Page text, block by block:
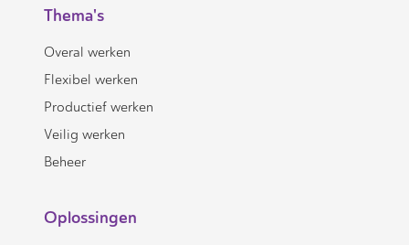
Thema's
Overal werken
Flexibel werken
Productief werken
Veilig werken
Beheer
Oplossingen